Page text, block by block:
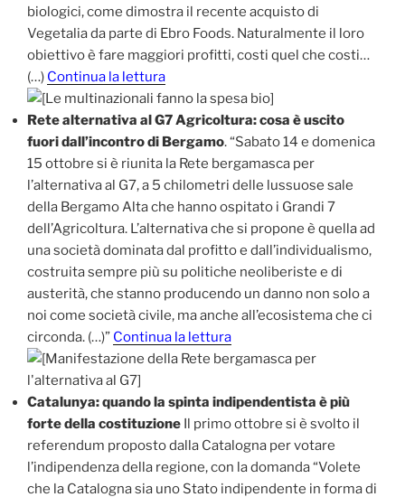
biologici, come dimostra il recente acquisto di
Vegetalia da parte di Ebro Foods. Naturalmente il loro
obiettivo è fare maggiori profitti, costi quel che costi…
(…) Continua la lettura
Rete alternativa al G7 Agricoltura: cosa è uscito
fuori dall’incontro di Bergamo. “Sabato 14 e domenica
15 ottobre si è riunita la Rete bergamasca per
l’alternativa al G7, a 5 chilometri delle lussuose sale
della Bergamo Alta che hanno ospitato i Grandi 7
dell’Agricoltura. L’alternativa che si propone è quella ad
una società dominata dal profitto e dall’individualismo,
costruita sempre più su politiche neoliberiste e di
austerità, che stanno producendo un danno non solo a
noi come società civile, ma anche all’ecosistema che ci
circonda. (…)” Continua la lettura
Catalunya: quando la spinta indipendentista è più
forte della costituzione Il primo ottobre si è svolto il
referendum proposto dalla Catalogna per votare
l’indipendenza della regione, con la domanda “Volete
che la Catalogna sia uno Stato indipendente in forma di